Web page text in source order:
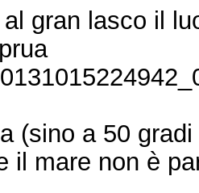
gran lasco il
(sino a 50
il mare non è